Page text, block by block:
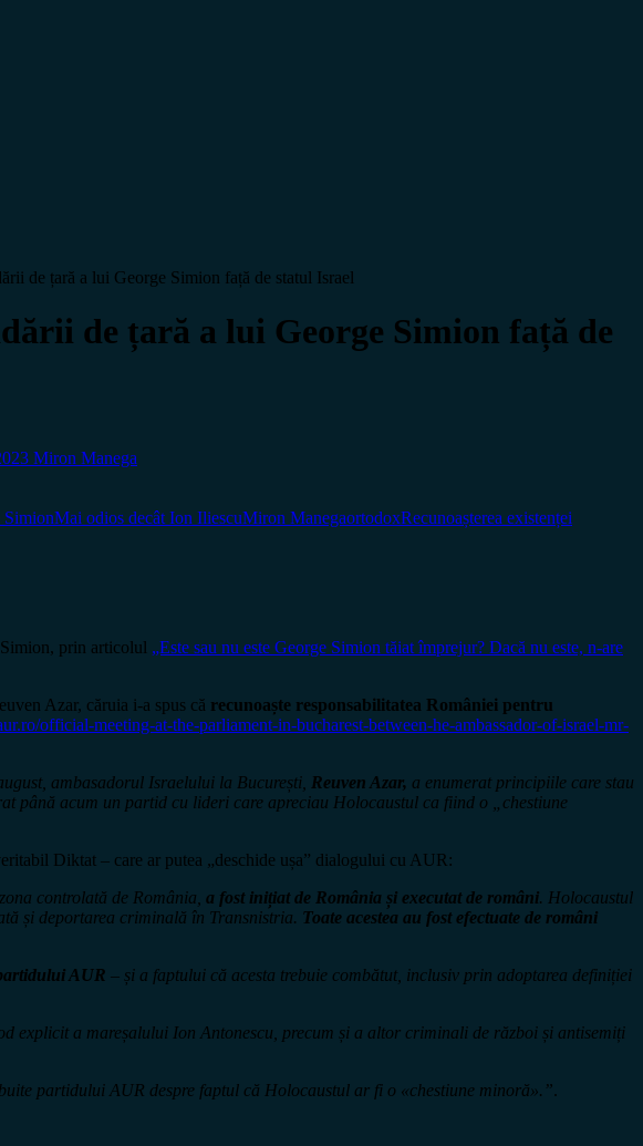
de țară a lui George Simion față de statul Israel
de țară a lui George Simion față de
Miron Manega
SimionMai odios decât Ion IliescuMiron ManegaortodoxRecunoașterea existenței
prin articolul „Este sau nu este George Simion tăiat împrejur? Dacă nu este, n-are
Azar, căruia i-a spus că recunoaște responsabilitatea României pentru
official-meeting-at-the-parliament-in-bucharest-between-he-ambassador-of-israel-mr-
ambasadorul Israelului la București, Reuven Azar, a enumerat principiile care stau
până acum un partid cu lideri care apreciau Holocaustul ca fiind o „chestiune
Diktat – care ar putea „deschide ușa” dialogului cu AUR:
controlată de România, a fost inițiat de România și executat de români. Holocaustul
și deportarea criminală în Transnistria. Toate acestea au fost efectuate de români
AUR – și a faptului că acesta trebuie combătut, inclusiv prin adoptarea definiției
a mareșalului Ion Antonescu, precum și a altor criminali de război și antisemiți
partidului AUR despre faptul că Holocaustul ar fi o «chestiune minoră». ”.